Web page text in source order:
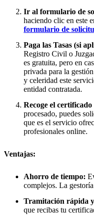
Ir al formulario de
haciendo clic en este
formulario de
Paga las Tasas (si
Registro Civil o
es gratuita, pero en
privada para la
y celeridad este
entidad contratada.
Recoge el
procesado, puedes
que es el servicio
profesionales online.
Ventajas:
Ahorro de tiempo:
complejos. La
Tramitación rápida
que recibas tu